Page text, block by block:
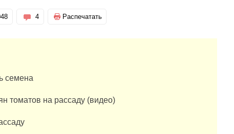
4 Распечатать
семена
томатов на рассаду (видео)